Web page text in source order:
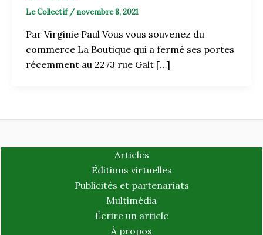
Le Collectif / novembre 8, 2021
Par Virginie Paul Vous vous souvenez du
commerce La Boutique qui a fermé ses portes
récemment au 2273 rue Galt […]
Articles
Éditions virtuelles
Publicités et partenariats
Multimédia
Écrire un article
À propos